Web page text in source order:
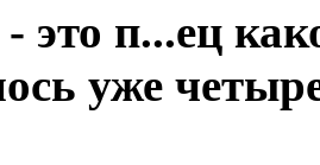
это п...ец
уже